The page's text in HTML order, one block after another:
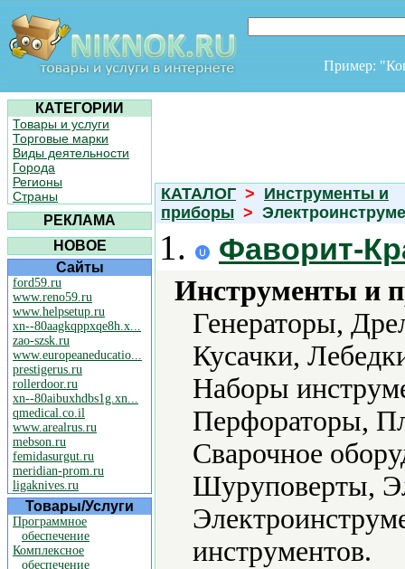
Пример:
КАТЕГОРИИ
Товары и услуги
Торговые марки
Виды деятельности
Города
Регионы
Страны
РЕКЛАМА
НОВОЕ
Сайты
ford59.ru
www.reno59.ru
www.helpsetup.ru
xn--80aagkqppxqe8h.x...
zao-szsk.ru
www.europeaneducatio...
prestigerus.ru
rollerdoor.ru
xn--80aibuxhdbs1g.xn...
qmedical.co.il
www.arealrus.ru
mebson.ru
femidasurgut.ru
meridian-prom.ru
ligaknives.ru
Товары/Услуги
Программное
обеспечение
Комплексное
обеспечение
КАТАЛОГ > Инструменты и
приборы >
1. Фаворит-
Инструменты и
Генераторы,
Кусачки,
Наборы
Перфораторы,
Сварочное
Шуруповерты,
инструментов.